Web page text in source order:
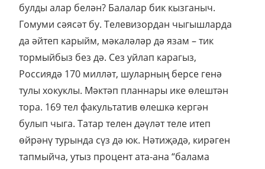
булды алар белән? Балалар бик кызганыч.
Гомуми сәясәт бу. Телевизордан чыгышларда
да әйтеп карыйм, мәкаләләр дә язам – тик
тормыйбыз без дә. Сез уйлап карагыз,
Россиядә 170 милләт, шуларның берсе генә
тулы хокуклы. Мәктәп планнары ике өлештән
тора. 169 тел факультатив өлешкә кергән
булып чыга. Татар телен дәүләт теле итеп
өйрәнү турында сүз дә юк. Нәтиҗәдә, кирәген
тапмыйча, утыз процент ата-ана “балама